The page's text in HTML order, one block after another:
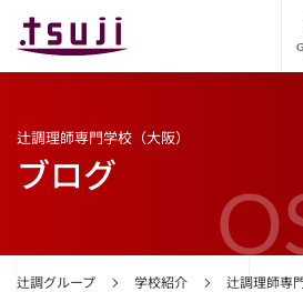
辻調グループ 学校紹介 辻調理師専
辻調理師専門学校（大阪）
ブログ